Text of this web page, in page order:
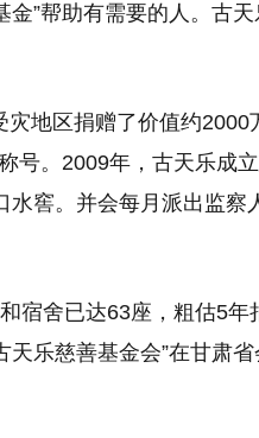
”帮助有需要的人。古
地区捐赠了价值约2000
号。2009年，古天乐成
窖。并会每月派出监察
宿舍已达63座，粗估5年
乐慈善基金会”在甘肃